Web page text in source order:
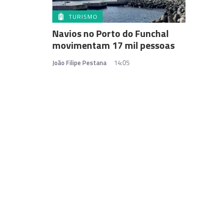
TURISMO
Navios no Porto do Funchal
movimentam 17 mil pessoas
João Filipe Pestana 14:05